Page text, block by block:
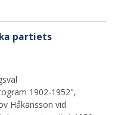
partiets
1902-1952",
Håkansson vid